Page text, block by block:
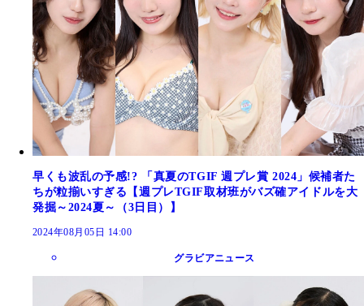
早くも波乱の予感!? 「真夏のTGIF 週プレ賞 2024」候補者た
ちが粒揃いすぎる【週プレTGIF取材班がバズ確アイドルを大
発掘～2024夏～（3日目）】
2024年08月05日 14:00
グラビアニュース